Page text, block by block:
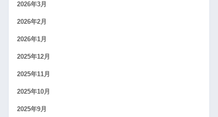
2026年3月
2026年2月
2026年1月
2025年12月
2025年11月
2025年10月
2025年9月